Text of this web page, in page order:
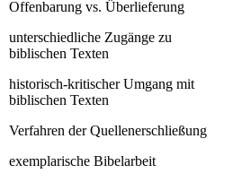
Offenbarung vs. Überlieferung
unterschiedliche Zugänge zu
biblischen Texten
historisch-kritischer Umgang mit
biblischen Texten
Verfahren der Quellenerschließung
exemplarische Bibelarbeit